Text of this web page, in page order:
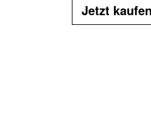
Jetzt kaufen